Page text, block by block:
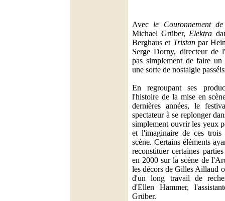
Avec le Couronnement
Michael Grüber, Elektra
Berghaus et Tristanpar
Serge Dorny, directeur de
pas simplement de faire
une sorte de nostalgie
En regroupant ses
l'histoire de la mise en
dernières années, le
spectateur à se replonger
simplement ouvrir les yeux
et l'imaginaire de ces
scène. Certains éléments
reconstituer certaines
en 2000 sur la scène de
les décors de Gilles Aillaud
d'un long travail de
d'Ellen Hammer,
Grüber.